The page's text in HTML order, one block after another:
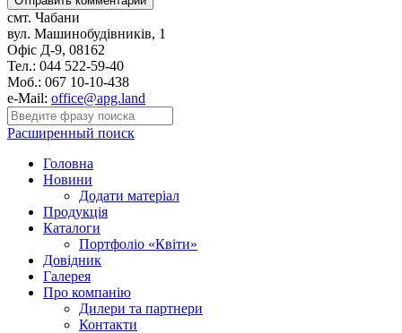
смт. Чабани
вул. Машинобудівників, 1
Офіс Д-9, 08162
Тел.: 044 522-59-40
Моб.: 067 10-10-438
e-Mail: office@apg.land
Расширенный поиск
Головна
Новини
Додати матеріал
Продукція
Каталоги
Портфоліо «Квіти»
Довідник
Галерея
Про компанію
Дилери та партнери
Контакти